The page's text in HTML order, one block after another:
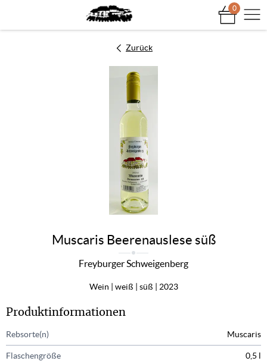
0
Zurück
Muscaris Beerenauslese süß
Freyburger Schweigenberg
Wein weiß süß 2023
Produktinformationen
Rebsorte(n) Muscaris
Flaschengröße 0,5 l